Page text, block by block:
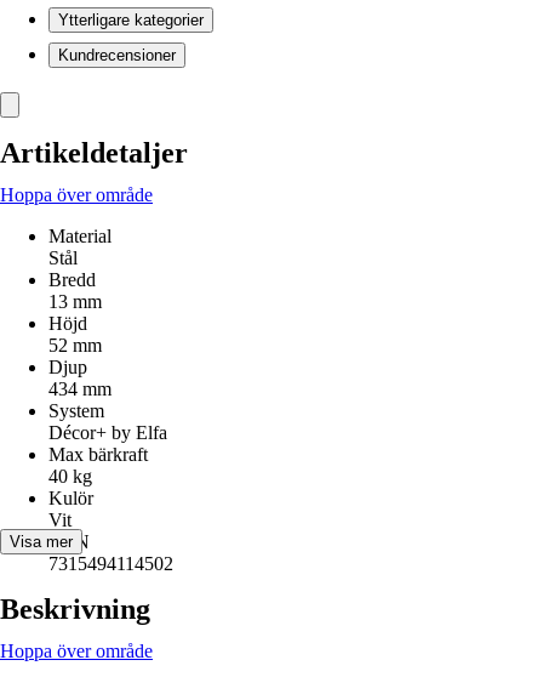
Ytterligare kategorier
Kundrecensioner
Artikeldetaljer
Hoppa över område
Material
Stål
Bredd
13 mm
Höjd
52 mm
Djup
434 mm
System
Décor+ by Elfa
Max bärkraft
40 kg
Kulör
Vit
EAN
7315494114502
Visa mer
Beskrivning
Hoppa över område